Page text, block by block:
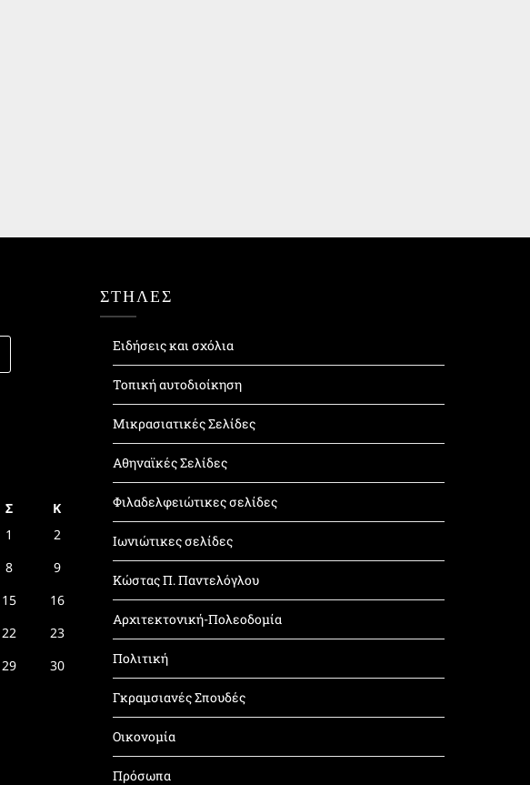
Σ
Κ
1
2
8
9
15
16
22
23
29
30
ΣΤΗΛΕΣ
Ειδήσεις και σχόλια
Τοπική αυτοδιοίκηση
Μικρασιατικές Σελίδες
Αθηναϊκές Σελίδες
Φιλαδελφειώτικες σελίδες
Ιωνιώτικες σελίδες
Κώστας Π. Παντελόγλου
Αρχιτεκτονική-Πολεοδομία
Πολιτική
Γκραμσιανές Σπουδές
Οικονομία
Πρόσωπα